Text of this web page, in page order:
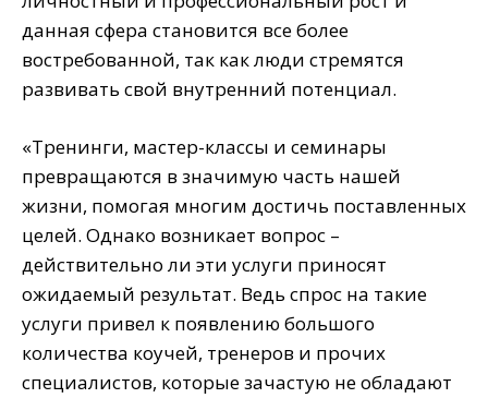
данная сфера становится все более
востребованной, так как люди стремятся
развивать свой внутренний потенциал.
«Тренинги, мастер-классы и семинары
превращаются в значимую часть нашей
жизни, помогая многим достичь поставленных
целей. Однако возникает вопрос –
действительно ли эти услуги приносят
ожидаемый результат. Ведь спрос на такие
услуги привел к появлению большого
количества коучей, тренеров и прочих
специалистов, которые зачастую не обладают